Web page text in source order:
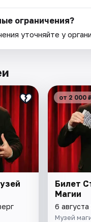
ограничения?
уточняйте у
от 2 000
Билет
Магии
6
Музей